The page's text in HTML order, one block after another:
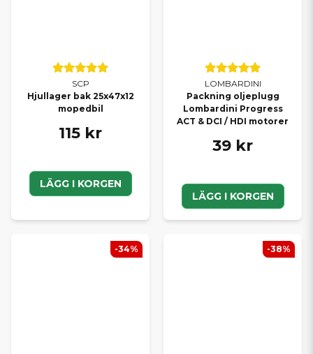
SCP
Hjullager bak 25x47x12
mopedbil
115 kr
LÄGG I KORGEN
LOMBARDINI
Packning oljeplugg
Lombardini Progress
ACT & DCI / HDI motorer
39 kr
LÄGG I KORGEN
-34% -38%